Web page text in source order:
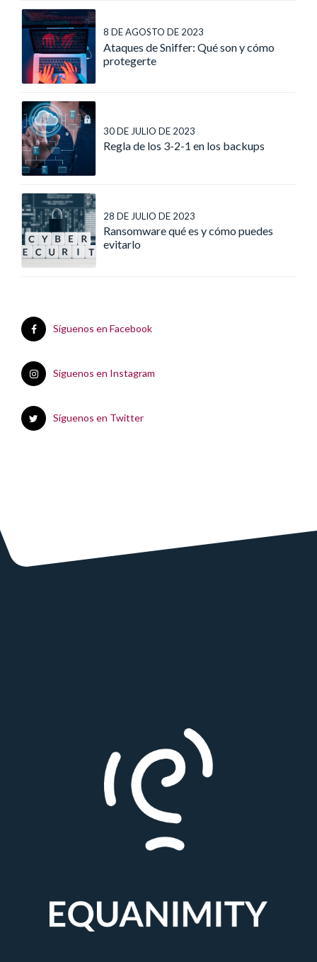
8 DE AGOSTO DE 2023
Ataques de Sniffer: Qué son y cómo
protegerte
30 DE JULIO DE 2023
Regla de los 3-2-1 en los backups
28 DE JULIO DE 2023
Ransomware qué es y cómo puedes
evitarlo
Síguenos en Facebook
Síguenos en Instagram
Síguenos en Twitter